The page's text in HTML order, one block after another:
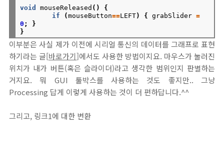
void mouseReleased ()
{
if
(mouseButton==LEFT) { grabSlider =
0 ;
}
}
이부분은 사실 제가 이전에 시리얼 통신의 데이터를 그래프로 표현
하기라는 글[바로가기]에서도 사용한 방법이지요. 마우스가 눌러진
위치가 내가 버튼(혹은 슬라이더)라고 생각한 범위인지 판별하는
거지요. 뭐 GUI 툴박스를 사용하는 것도 좋지만.. 그냥
Processing 답게 이렇게 사용하는 것이 더 편하답니다.^^
그리고, 링크1에 대한 변환